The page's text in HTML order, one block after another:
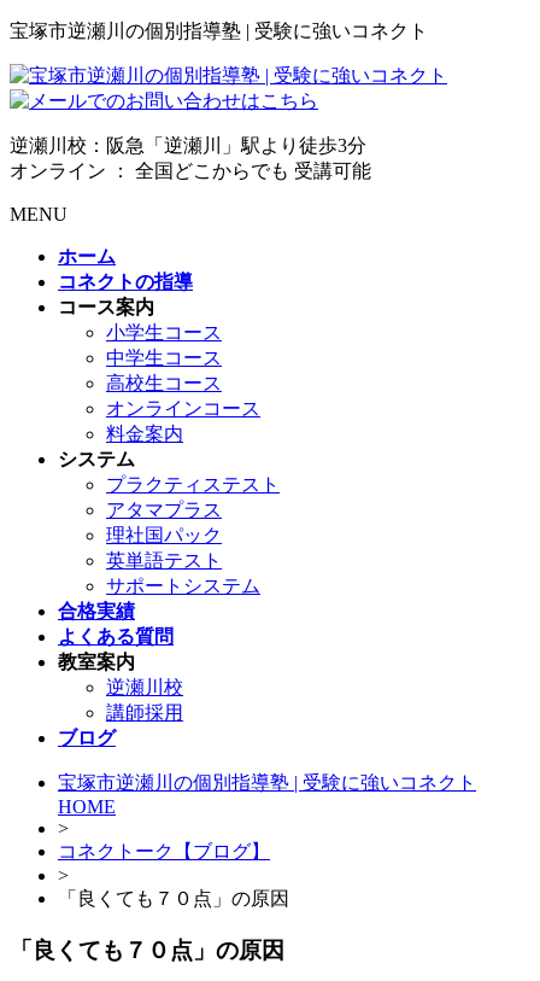
宝塚市逆瀬川の個別指導塾 | 受験に強いコネクト
逆瀬川校：阪急「逆瀬川」駅より徒歩3分
オンライン ： 全国どこからでも 受講可能
MENU
ホーム
コネクトの指導
コース案内
小学生コース
中学生コース
高校生コース
オンラインコース
料金案内
システム
プラクティステスト
アタマプラス
理社国パック
英単語テスト
サポートシステム
合格実績
よくある質問
教室案内
逆瀬川校
講師採用
ブログ
宝塚市逆瀬川の個別指導塾 | 受験に強いコネクト
HOME
>
コネクトーク【ブログ】
>
「良くても７０点」の原因
「良くても７０点」の原因